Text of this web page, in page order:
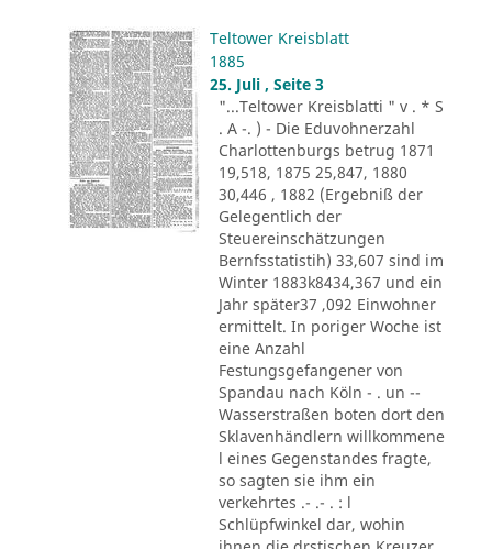
Teltower Kreisblatt
1885
25. Juli , Seite 3
"...Teltower Kreisblatti " v . * S
. A -. ) - Die Eduvohnerzahl
Charlottenburgs betrug 1871
19,518, 1875 25,847, 1880
30,446 , 1882 (Ergebniß der
Gelegentlich der
Steuereinschätzungen
Bernfsstatistih) 33,607 sind im
Winter 1883k8434,367 und ein
Jahr später37 ,092 Einwohner
ermittelt. In poriger Woche ist
eine Anzahl
Festungsgefangener von
Spandau nach Köln - . un --
Wasserstraßen boten dort den
Sklavenhändlern willkommene
l eines Gegenstandes fragte,
so sagten sie ihm ein
verkehrtes .- .- . : l
Schlüpfwinkel dar, wohin